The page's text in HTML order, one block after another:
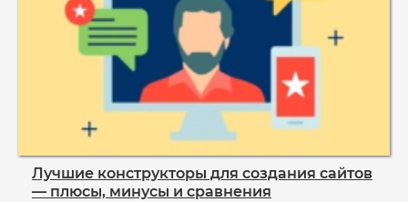
Лучшие конструкторы для создания сайтов
— плюсы, минусы и сравнения